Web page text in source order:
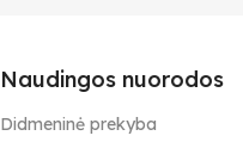
Naudingos nuorodos
Didmeninė prekyba